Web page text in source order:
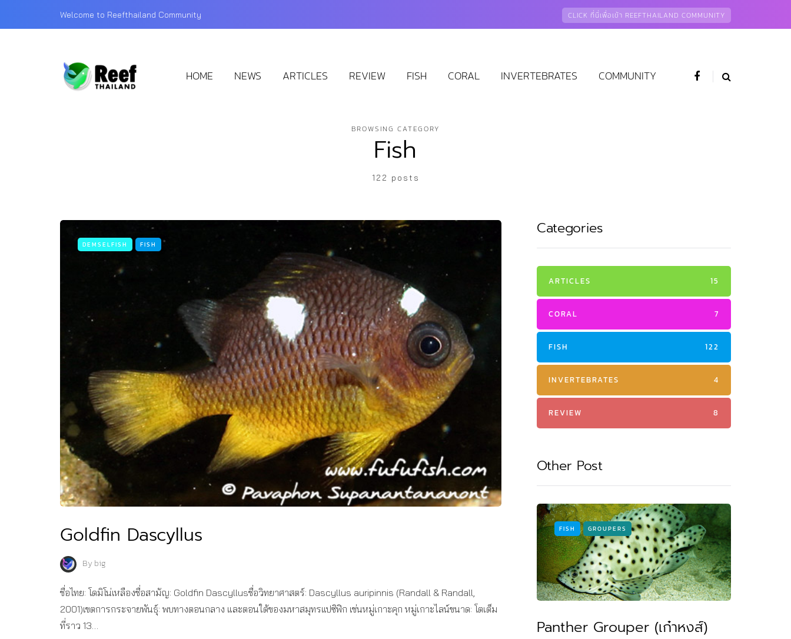
Welcome to Reefthailand Community CLICK ที่นี่เพื่อเข้า REEFTHAILAND COMMUNITY
HOME NEWS ARTICLES REVIEW FISH CORAL INVERTEBRATES COMMUNITY
BROWSING CATEGORY
Fish
122 posts
DEMSELFISH FISH
Goldfin Dascyllus
Bybig
ชื่อไทย: โดมิโน่เหลืองชื่อสามัญ: Goldfin Dascyllusชื่อวิทยาศาสตร์: Dascyllus auripinnis (Randall & Randall,
2001)เขตการกระจายพันธุ์: พบทางตอนกลาง และตอนใต้ของมหาสมุทรแปซิฟิก เช่นหมู่เกาะคุก หมู่เกาะไลน์ขนาด: โตเต็ม
ที่ราว 13…
Categories
ARTICLES 15
CORAL 7
FISH 122
INVERTEBRATES 4
REVIEW 8
Other Post
FISH GROUPERS
Panther Grouper (เก๋าหงส์)